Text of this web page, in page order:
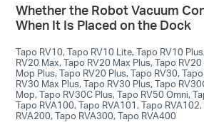
Whether the Robot Vacuum
When It Is Placed on the Dock
Tapo RV10, Tapo RV10 Lite, Tapo RV10
RV20 Max, Tapo RV20 Max Plus, Tapo
Mop Plus, Tapo RV20 Plus, Tapo RV30,
RV30 Max Plus, Tapo RV30 Plus, Tapo
Mop, Tapo RV30C Plus, Tapo RV50 Omni,
Tapo RVA100, Tapo RVA101, Tapo
RVA200, Tapo RVA300, Tapo RVA400